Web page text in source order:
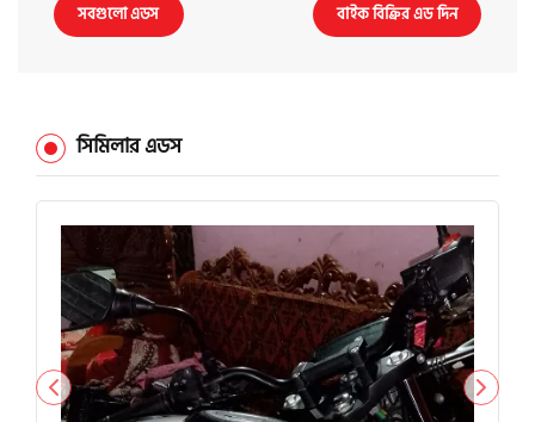
সবগুলো এডস বাইক বিক্রির এড দিন
সিমিলার এডস